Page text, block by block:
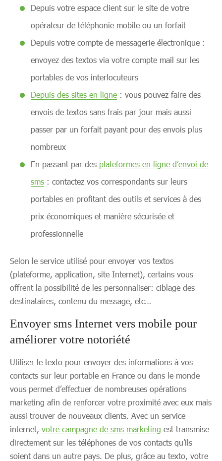
Depuis votre espace client sur le site de votre
opérateur de téléphonie mobile ou un forfait
Depuis votre compte de messagerie électronique :
envoyez des textos via votre compte mail sur les
portables de vos interlocuteurs
Depuis des sites en ligne : vous pouvez faire des
envois de textos sans frais par jour mais aussi
passer par un forfait payant pour des envois plus
nombreux
En passant par des plateformes en ligne d’envoi de
sms : contactez vos correspondants sur leurs
portables en profitant des outils et services à des
prix économiques et manière sécurisée et
professionnelle
Selon le service utilisé pour envoyer vos textos
(plateforme, application, site Internet), certains vous
offrent la possibilité de les personnaliser: ciblage des
destinataires, contenu du message, etc…
Envoyer sms Internet vers mobile pour
améliorer votre notoriété
Utiliser le texto pour envoyer des informations à vos
contacts sur leur portable en France ou dans le monde
vous permet d’effectuer de nombreuses opérations
marketing afin de renforcer votre proximité avec eux mais
aussi trouver de nouveaux clients. Avec un service
internet, votre campagne de sms marketing est transmise
directement sur les téléphones de vos contacts qu’ils
soient dans un autre pays. De plus, grâce au texto, votre